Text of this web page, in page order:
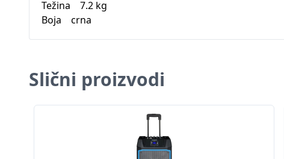
Težina 7.2 kg
Boja crna
Slični proizvodi